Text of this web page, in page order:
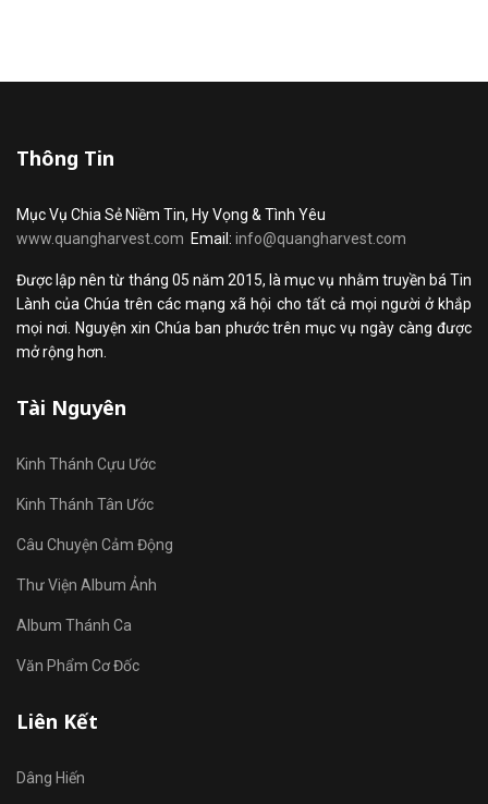
Thông Tin
Mục Vụ Chia Sẻ Niềm Tin, Hy Vọng & Tình Yêu
www.quangharvest.com Email: info@quangharvest.com
Được lập nên từ tháng 05 năm 2015, là mục vụ nhằm truyền bá Tin
Lành của Chúa trên các mạng xã hội cho tất cả mọi người ở khắp
mọi nơi. Nguyện xin Chúa ban phước trên mục vụ ngày càng được
mở rộng hơn.
Tài Nguyên
Kinh Thánh Cựu Ước
Kinh Thánh Tân Ước
Câu Chuyện Cảm Động
Thư Viện Album Ảnh
Album Thánh Ca
Văn Phẩm Cơ Đốc
Liên Kết
Dâng Hiến